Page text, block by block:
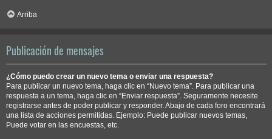
Arriba
Publicación de mensajes
¿Cómo puedo crear un nuevo tema o enviar una respuesta?
Para publicar un nuevo tema, haga clic en “Nuevo tema”. Para publicar una
respuesta a un tema, haga clic en “Enviar respuesta”. Seguramente necesite
registrarse antes de poder publicar y responder. Abajo de cada foro encontrará
una lista de acciones permitidas. Ejemplo: Puede publicar nuevos temas,
Puede votar en las encuestas, etc.